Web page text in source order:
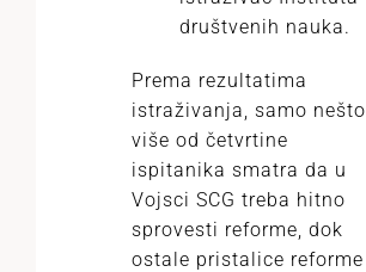
društvenih nauka.
Prema rezultatima
istraživanja, samo nešto
više od četvrtine
ispitanika smatra da u
Vojsci SCG treba hitno
sprovesti reforme, dok
ostale pristalice reforme